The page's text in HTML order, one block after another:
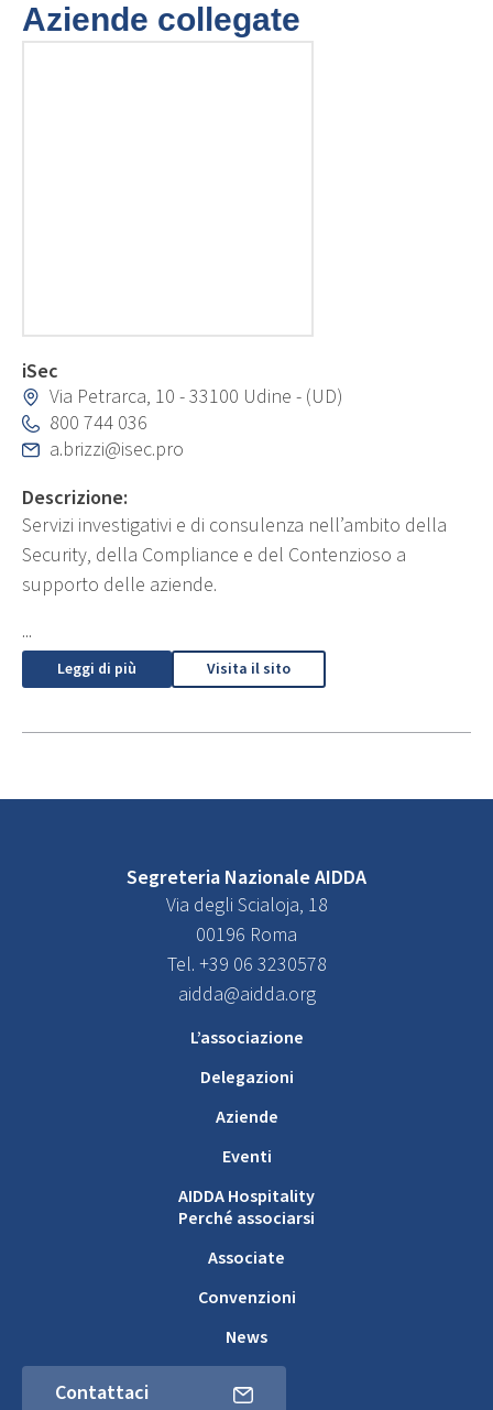
Aziende collegate
iSec
Via Petrarca, 10 - 33100 Udine - (UD)
800 744 036
a.brizzi@isec.pro
Descrizione:
Servizi investigativi e di consulenza nell’ambito della
Security, della Compliance e del Contenzioso a
supporto delle aziende.
...
Leggi di più Visita il sito
Segreteria Nazionale AIDDA
Via degli Scialoja, 18
00196 Roma
Tel. +39 06 3230578
aidda@aidda.org
L’associazione
Delegazioni
Aziende
Eventi
AIDDA Hospitality
Perché associarsi
Associate
Convenzioni
News
Contattaci